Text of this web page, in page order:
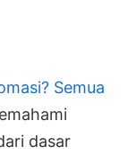
Semua
dasar